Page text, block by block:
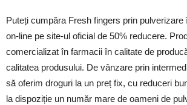
Puteți cumpăra Fresh fingers prin
on-line pe site-ul oficial de 50% reducere.
comercializat în farmacii în calitate de
calitatea produsului. De vânzare prin
să oferim droguri la un preț fix, cu reduceri
la dispoziție un număr mare de oameni de